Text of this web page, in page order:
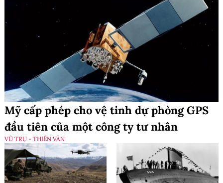
Mỹ cấp phép cho vệ tinh dự phòng GPS
đầu tiên của một công ty tư nhân
VŨ TRỤ - THIÊN VĂN